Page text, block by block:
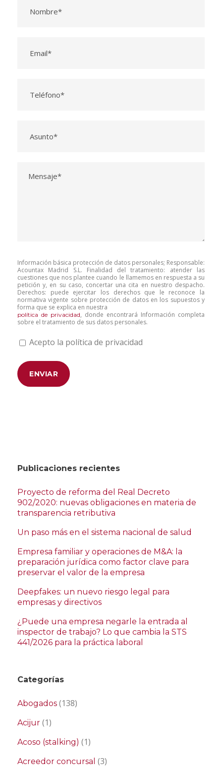
Información básica protección de datos personales; Responsable:
Acountax Madrid S.L. Finalidad del tratamiento: atender las
cuestiones que nos plantee cuando le llamemos en respuesta a su
petición y, en su caso, concertar una cita en nuestro despacho.
Derechos: puede ejercitar los derechos que le reconoce la
normativa vigente sobre protección de datos en los supuestos y
forma que se explica en nuestra
política de privacidad, donde encontrará Información completa
sobre el tratamiento de sus datos personales.
Acepto la política de privacidad
Publicaciones recientes
Proyecto de reforma del Real Decreto
902/2020: nuevas obligaciones en materia de
transparencia retributiva
Un paso más en el sistema nacional de salud
Empresa familiar y operaciones de M&A: la
preparación jurídica como factor clave para
preservar el valor de la empresa
Deepfakes: un nuevo riesgo legal para
empresas y directivos
¿Puede una empresa negarle la entrada al
inspector de trabajo? Lo que cambia la STS
441/2026 para la práctica laboral
Categorías
Abogados (138)
Acijur (1)
Acoso (stalking) (1)
Acreedor concursal (3)